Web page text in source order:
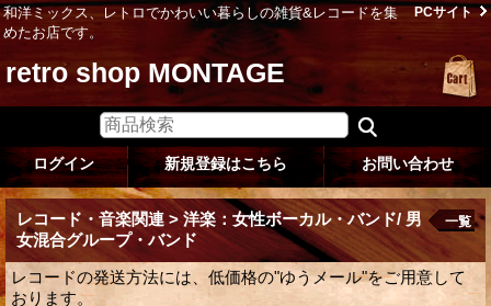
和洋ミックス、レトロでかわいい暮らしの雑貨&レコードを集
めたお店です。
PCサイト
retro shop MONTAGE
ログイン 新規登録はこちら お問い合わせ
レコード・音楽関連 > 洋楽：女性ボーカル・バンド/ 男
女混合グループ・バンド
レコードの発送方法には、低価格の"ゆうメール"をご用意して
おります。
一覧